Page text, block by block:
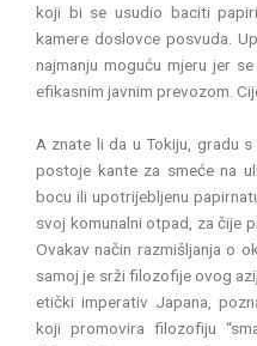
koji bi se usudio baciti
kamere doslovce posvuda.
najmanju moguću mjeru jer
efikasnim javnim prevozom.
A znate li da u Tokiju, gradu
postoje kante za smeće na
bocu ili upotrijebljenu
svoj komunalni otpad, za čije
Ovakav način razmišljanja o
samoj je srži filozofije ovog
etički imperativ Japana,
koji promovira filozofiju